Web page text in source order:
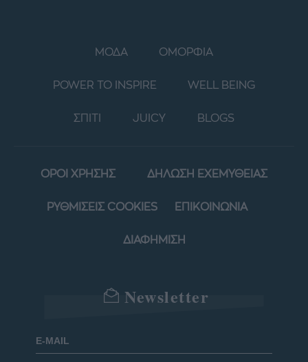
ΜΟΔΑ ΟΜΟΡΦΙΑ
POWER TO INSPIRE WELL BEING
ΣΠΙΤΙ JUICY BLOGS
ΟΡΟΙ ΧΡΗΣΗΣ ΔΗΛΩΣΗ ΕΧΕΜΥΘΕΙΑΣ
ΡΥΘΜΙΣΕΙΣ COOKIES ΕΠΙΚΟΙΝΩΝΙΑ
ΔΙΑΦΗΜΙΣΗ
Newsletter